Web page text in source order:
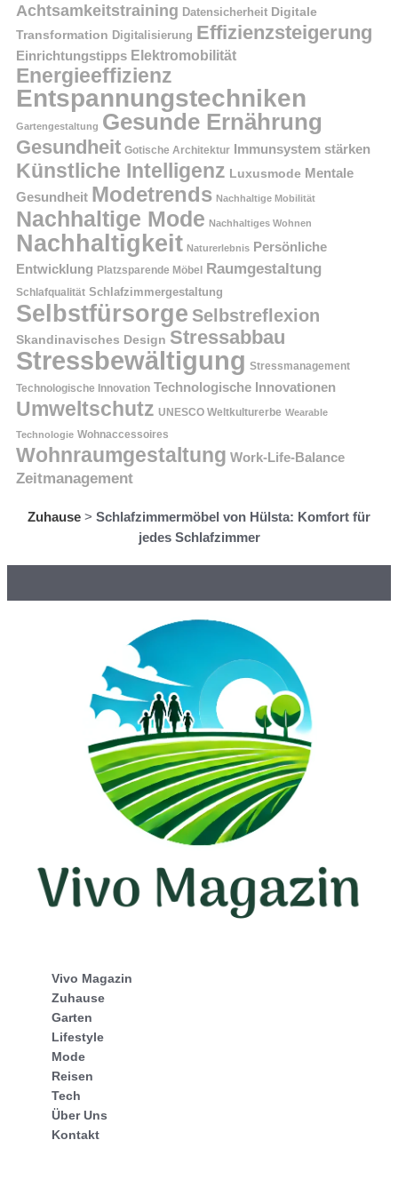
Achtsamkeitstraining Datensicherheit Digitale
Transformation Digitalisierung Effizienzsteigerung
Einrichtungstipps Elektromobilität
Energieeffizienz
Entspannungstechniken
Gartengestaltung Gesunde Ernährung
Gesundheit Gotische Architektur Immunsystem stärken
Künstliche Intelligenz Luxusmode Mentale
Gesundheit Modetrends Nachhaltige Mobilität
Nachhaltige Mode Nachhaltiges Wohnen
Nachhaltigkeit Naturerlebnis Persönliche
Entwicklung Platzsparende Möbel Raumgestaltung
Schlafqualität Schlafzimmergestaltung
Selbstfürsorge Selbstreflexion
Skandinavisches Design Stressabbau
Stressbewältigung Stressmanagement
Technologische Innovation Technologische Innovationen
Umweltschutz UNESCO Weltkulturerbe Wearable
Technologie Wohnaccessoires
Wohnraumgestaltung Work-Life-Balance
Zeitmanagement
Zuhause > Schlafzimmermöbel von Hülsta: Komfort für
jedes Schlafzimmer
Vivo Magazin
Zuhause
Garten
Lifestyle
Mode
Reisen
Tech
Über Uns
Kontakt